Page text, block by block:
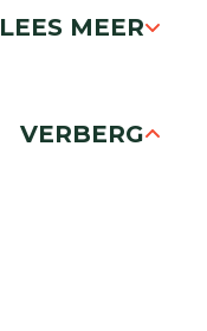
LEES MEER
VERBERG